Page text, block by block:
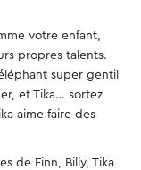
votre enfant,
propres talents.
super gentil
et Tika… sortez
aime faire des
de Finn, Billy, Tika